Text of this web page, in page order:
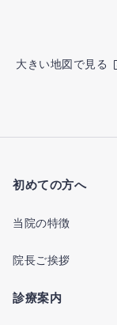
大きい地図で見る
初めての方へ
当院の特徴
院長ご挨拶
診療案内